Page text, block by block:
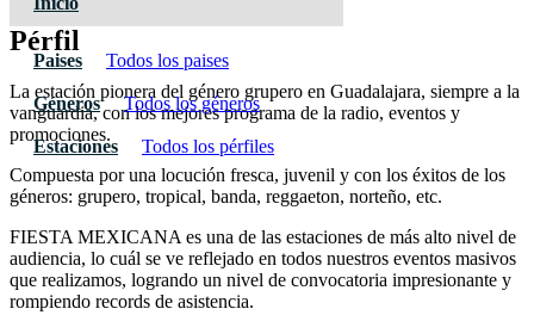
Paises Todos los paises
Géneros Todos los géneros
Estaciones Todos los pérfiles
Pérfil
La estación pionera del género grupero en Guadalajara, siempre a la
vanguardia, con los mejores programa de la radio, eventos y
promociones.
Compuesta por una locución fresca, juvenil y con los éxitos de los
géneros: grupero, tropical, banda, reggaeton, norteño, etc.
FIESTA MEXICANA es una de las estaciones de más alto nivel de
audiencia, lo cuál se ve reflejado en todos nuestros eventos masivos
que realizamos, logrando un nivel de convocatoria impresionante y
rompiendo records de asistencia.